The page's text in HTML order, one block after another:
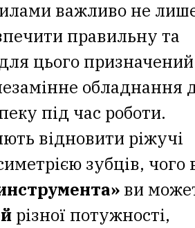
важливо не
правильну та
цього призначений
обладнання
під час роботи.
відновити ріжучі
зубців, чого
ви
різної потужності,